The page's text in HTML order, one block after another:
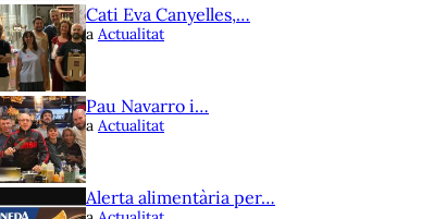
Cati Eva Canyelles,…
a Actualitat
Pau Navarro i…
a Actualitat
Alerta alimentària per…